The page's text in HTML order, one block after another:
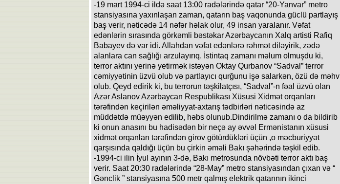
-19 mart 1994-ci ildə saat 13:00 radələrində qatar “20-Yanvar” metro
stansiyasına yaxınlaşan zaman, qatarın baş vaqonunda güclü partlayış
baş verir, nəticədə 14 nəfər həlak olur, 49 insan yaralanır. Vəfat
edənlərin sırasında görkəmli bəstəkar Azərbaycanın Xalq artisti Rafiq
Babayev də var idi. Allahdan vəfat edənlərə rəhmət diləyirik, zədə
alanlara can sağlığı arzulayırıq. İstintaq zamanı məlum olmuşdu ki,
terror aktını yerinə yetirmək istəyən Oktay Qurbanov “Sadval” terror
cəmiyyətinin üzvü olub və partlayıcı qurğunu işə salarkən, özü də məhv
olub. Qeyd edirik ki, bu terrorun təşkilatçısı, “Sadval”-n fəal üzvü olan
Azər Aslanov Azərbaycan Respublikası Xüsusi Xidmət orqanları
tərəfindən keçirilən əməliyyat-axtarış tədbirləri nəticəsində az
müddətdə müəyyən edilib, həbs olunub.Dindirilmə zamanı o da bildirib
ki onun anasını bu hadisədən bir neçə ay əvvəl Ermənistanın xüsusi
xidmət orqanları tərəfindən girov götürdükləri üçün ,o məcburiyyət
qarşısında qaldığı üçün bu çirkin əməli Bakı şəhərində təşkil edib.
-1994-ci ilin İyul ayının 3-də, Bakı metrosunda növbəti terror aktı baş
verir. Saat 20:30 radələrində “28-May” metro stansiyasından çıxan və “
Gənclik ” stansiyasına 500 metr qalmış elektrik qatarının ikinci